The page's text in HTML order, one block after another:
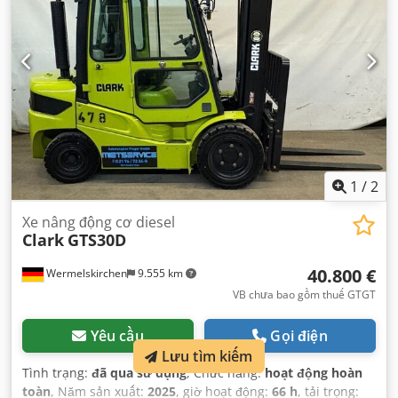
1 /2
Wermelskirchen 9.555 km
Xe nâng động cơ diesel
Clark GTS30D
40.800 €
VB chưa bao gồm thuế GTGT
Yêu cầu Gọi điện
Tình trạng: đã qua sử dụng, Chức năng:hoạt động hoàn
toàn, Năm sản xuất: 2025, giờ hoạt động: 66 h, tải trọng:
Lưu tìm kiếm